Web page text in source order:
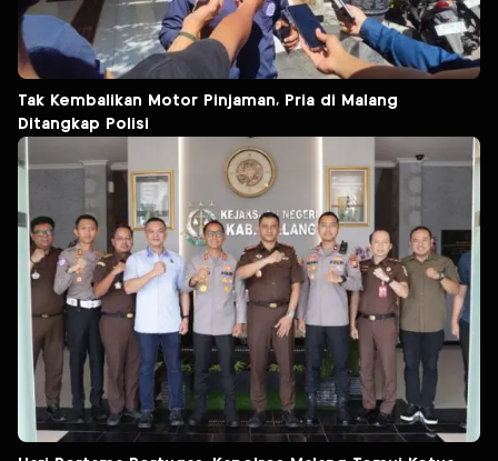
Tak Kembalikan Motor Pinjaman, Pria di Malang
Ditangkap Polisi